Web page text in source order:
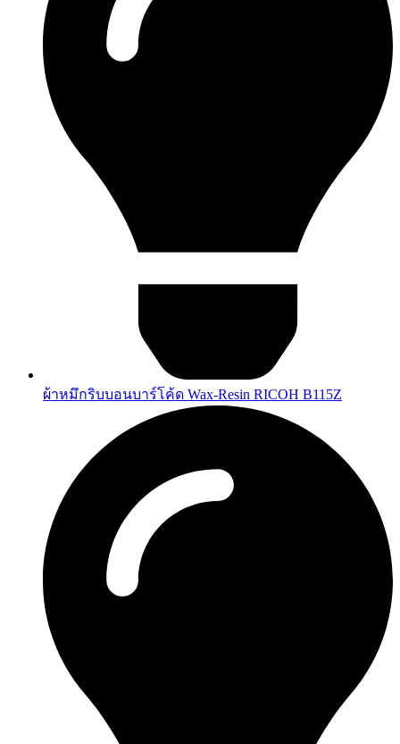
ผ้าหมึกริบบอนบาร์โค้ด Wax-Resin RICOH B115Z